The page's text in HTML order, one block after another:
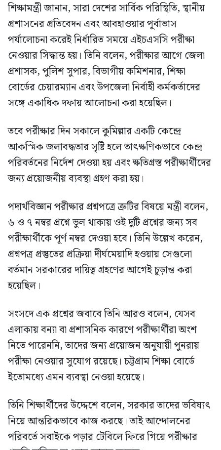
শিক্ষামন্ত্রী জানান, সারা দেশের সার্বিক পরিস্থিতি, স্থানীয়
প্রশাসনের প্রতিবেদন এবং আবহাওয়ার পূর্বাভাস
পর্যালোচনা করেই নির্ধারিত সময়ে এইচএসসি পরীক্ষা
নেওয়ার সিদ্ধান্ত হয়। তিনি বলেন, পরীক্ষার আগে জেলা
প্রশাসক, পুলিশ সুপার, বিভাগীয় কমিশনার, শিক্ষা
বোর্ডের চেয়ারম্যান এবং উপজেলা নির্বাহী কর্মকর্তাদের
সঙ্গে একাধিক দফায় আলোচনা করা হয়েছিল।
তবে পরীক্ষার দিন সকালে কুমিল্লার একটি কেন্দ্রে
আকস্মিক জলাবদ্ধতার সৃষ্টি হলে তাৎক্ষণিকভাবে কেন্দ্র
পরিবর্তনের নির্দেশ দেওয়া হয় এবং ক্ষতিগ্রস্ত পরীক্ষার্থীদের
জন্য প্রয়োজনীয় ব্যবস্থা গ্রহণ করা হয়।
পদার্থবিজ্ঞান পরীক্ষার প্রশ্নপত্রে ত্রুটির বিষয়ে মন্ত্রী বলেন,
৬ ও ৭ নম্বর প্রশ্নে ভুল থাকায় ওই দুটি প্রশ্নের জন্য সব
পরীক্ষার্থীকে পূর্ণ নম্বর দেওয়া হবে। তিনি উল্লেখ করেন,
প্রশ্নপত্র প্রস্তুতের প্রক্রিয়া দীর্ঘমেয়াদি হওয়ায় সেগুলো
বর্তমান সরকারের দায়িত্ব গ্রহণের আগেই চূড়ান্ত করা
হয়েছিল।
সংসদে এক প্রশ্নের জবাবে তিনি আরও বলেন, যেসব
এলাকায় বন্যা বা প্রশাসনিক কারণে পরীক্ষার্থীরা অংশ
নিতে পারেননি, তাদের জন্য প্রয়োজন অনুযায়ী পুনরায়
পরীক্ষা নেওয়ার সুযোগ রয়েছে। চট্টগ্রাম শিক্ষা বোর্ডে
ইতোমধ্যে এমন ব্যবস্থা নেওয়া হয়েছে।
তিনি শিক্ষার্থীদের উদ্দেশে বলেন, সরকার তাদের ভবিষ্যৎ
নিয়ে আন্তরিকভাবে কাজ করছে। তাই আন্দোলনের
পরিবর্তে সবাইকে পড়ার টেবিলে ফিরে গিয়ে পরীক্ষার